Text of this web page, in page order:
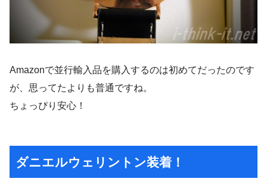
Amazonで並行輸入品を購入するのは初めてだったのです
が、思ってたよりも普通ですね。
ちょっぴり安心！
ダニエルウェリントン装着！